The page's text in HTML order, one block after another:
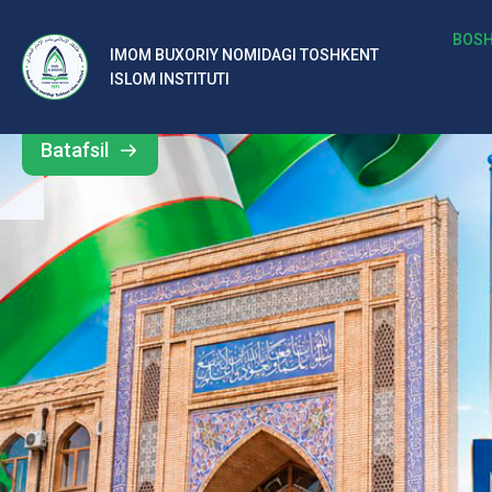
IMOM BUXORIY NOMIDAGI TOSHKENT
ISLOM INSTITUTI
b
al
ar
o‘
rt
a
si
d
Barcha
yangiliklar
Batafsil